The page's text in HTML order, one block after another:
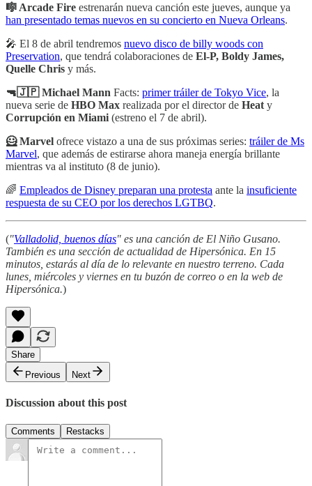
🎼 Arcade Fire estrenarán nueva canción este jueves, aunque ya
han presentado temas nuevos en su concierto en Nueva Orleans.
🎤 El 8 de abril tendremos nuevo disco de billy woods con
Preservation, que tendrá colaboraciones de El-P, Boldy James,
Quelle Chris y más.
🔫🇯🇵 Michael Mann Facts: primer tráiler de Tokyo Vice, la
nueva serie de HBO Max realizada por el director de Heat y
Corrupción en Miami (estreno el 7 de abril).
🦸 Marvel ofrece vistazo a una de sus próximas series: tráiler de Ms
Marvel, que además de estirarse ahora maneja energía brillante
mientras va al instituto (8 de junio).
🌈 Empleados de Disney preparan una protesta ante la insuficiente
respuesta de su CEO por los derechos LGTBQ.
("Valladolid, buenos días" es una canción de El Niño Gusano.
También es una sección de actualidad de Hipersónica. En 15
minutos, estarás al día de lo relevante en nuestro terreno. Cada
lunes, miércoles y viernes en tu buzón de correo o en la web de
Hipersónica.)
Share
Previous
Next
Discussion about this post
Comments Restacks